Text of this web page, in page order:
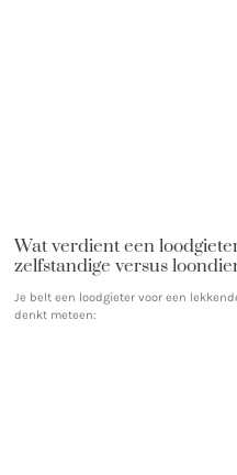
Wat verdient een
zelfstandige versus
Je belt een loodgieter voor een
denkt meteen: